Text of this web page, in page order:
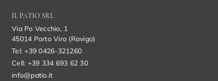
IL PATIO SRL
Via Po Vecchio, 1
45014 Porto Viro (Rovigo)
Tel: +39 0426-321260
Cell: +39 334 693 62 30
info@patio.it